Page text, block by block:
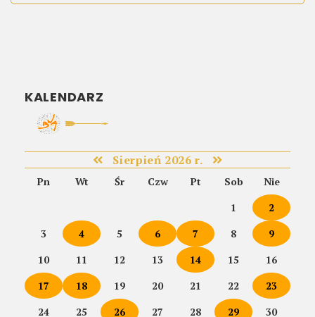
KALENDARZ
Sierpień 2026 r.
Pn Wt Śr Czw Pt Sob
Nie
1
2
3
4 5 6 7 8
9
10
11 12 13 14 15
16
17
18 19 20 21 22
23
24
25 26 27 28 29 30